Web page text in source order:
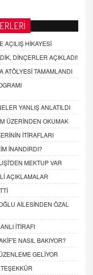
AÇILIŞ HİKAYESİ
DİNÇERLER AÇIKLADI!
ATÖLYESİ TAMAMLANDI
YANLIŞ ANLATILDI
ÜZERİNDEN OKUMAK
İTİRAFLARI
İNANDIRDI?
MEKTUP VAR
AÇIKLAMALAR
AİLESİNDEN ÖZAL
İTİRAFI
NASIL BAKIYOR?
GELİYOR